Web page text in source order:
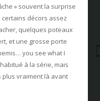
» souvent la surprise
décors assez
quelques poteaux
et une grosse porte
you see what I
à la série, mais
plus vraiment là avant